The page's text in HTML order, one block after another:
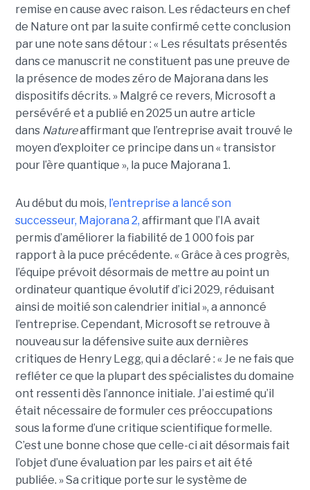
remise en cause avec raison. Les rédacteurs en chef
de Nature ont par la suite confirmé cette conclusion
par une note sans détour : « Les résultats présentés
dans ce manuscrit ne constituent pas une preuve de
la présence de modes zéro de Majorana dans les
dispositifs décrits. » Malgré ce revers, Microsoft a
persévéré et a publié en 2025 un autre article
dans Natureaffirmant que l’entreprise avait trouvé le
moyen d’exploiter ce principe dans un « transistor
pour l’ère quantique », la puce Majorana 1.
Au début du mois, l’entreprise a lancé son
successeur, Majorana 2, affirmant que l’IA avait
permis d’améliorer la fiabilité de 1 000 fois par
rapport à la puce précédente. « Grâce à ces progrès,
l’équipe prévoit désormais de mettre au point un
ordinateur quantique évolutif d’ici 2029, réduisant
ainsi de moitié son calendrier initial », a annoncé
l’entreprise. Cependant, Microsoft se retrouve à
nouveau sur la défensive suite aux dernières
critiques de Henry Legg, qui a déclaré : « Je ne fais que
refléter ce que la plupart des spécialistes du domaine
ont ressenti dès l’annonce initiale. J’ai estimé qu’il
était nécessaire de formuler ces préoccupations
sous la forme d’une critique scientifique formelle.
C’est une bonne chose que celle-ci ait désormais fait
l’objet d’une évaluation par les pairs et ait été
publiée. »Sa critique porte sur le système de